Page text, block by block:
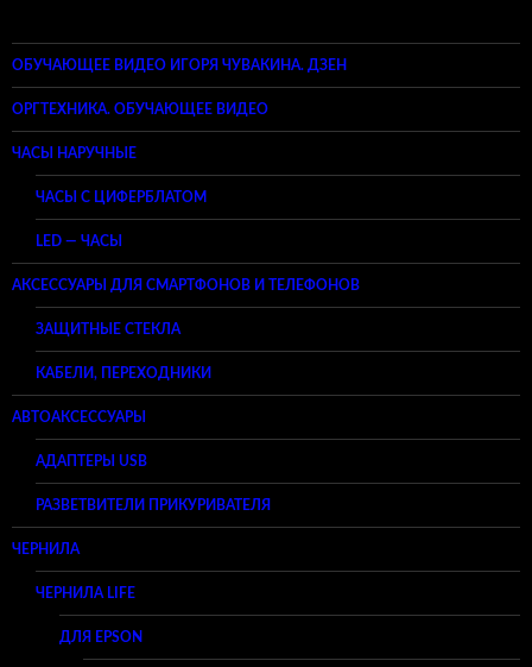
ОБУЧАЮЩЕЕ ВИДЕО ИГОРЯ ЧУВАКИНА. ДЗЕН
ОРГТЕХНИКА. ОБУЧАЮЩЕЕ ВИДЕО
ЧАСЫ НАРУЧНЫЕ
ЧАСЫ С ЦИФЕРБЛАТОМ
LED — ЧАСЫ
АКСЕССУАРЫ ДЛЯ СМАРТФОНОВ И ТЕЛЕФОНОВ
ЗАЩИТНЫЕ СТЕКЛА
КАБЕЛИ, ПЕРЕХОДНИКИ
АВТОАКСЕССУАРЫ
АДАПТЕРЫ USB
РАЗВЕТВИТЕЛИ ПРИКУРИВАТЕЛЯ
ЧЕРНИЛА
ЧЕРНИЛА LIFE
ДЛЯ EPSON